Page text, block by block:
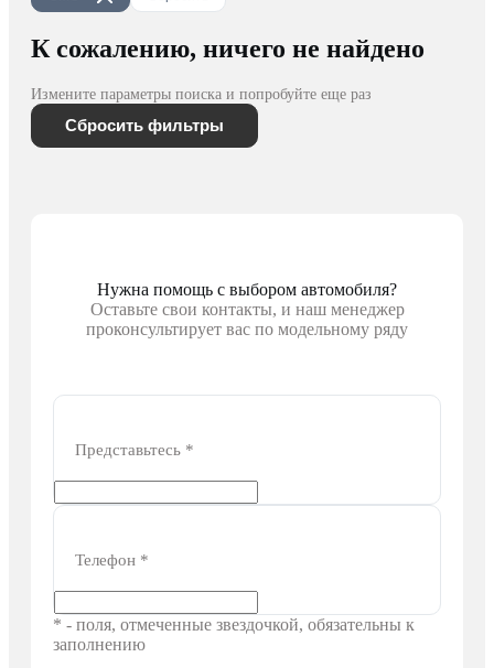
К сожалению, ничего не найдено
Измените параметры поиска и попробуйте еще раз
Сбросить фильтры
Нужна помощь с выбором автомобиля?
Оставьте свои контакты, и наш менеджер
проконсультирует вас по модельному ряду
Представьтесь *
Телефон *
* - поля, отмеченные звездочкой, обязательны к
заполнению